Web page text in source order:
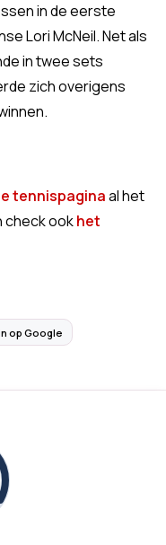
in de eerste
Lori McNeil. Net als
in twee sets
zich overigens
tennispaginaal het
check ookhet
op Google